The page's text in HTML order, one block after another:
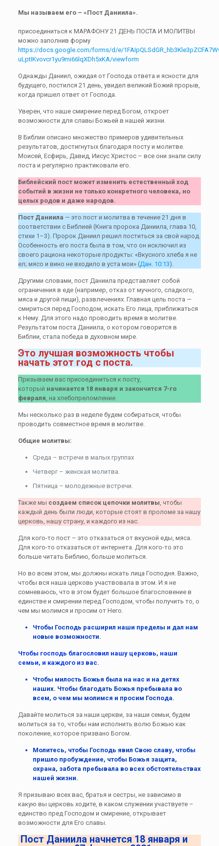
Мы называем его – «Пост Даниила».
присоединиться к МАРАФОНУ 21 ДЕНЬ ПОСТА И МОЛИТВЫ
можно заполнив форму
https://docs.google.com/forms/d/e/
uLptIKvovcr1yu9mi66lqXDh5xKA/viewform
Однажды Даниил, ожидая от Господа ответа и ясности для
будущего, постился 21 день, увидел великий Божий прорыв,
когда пришел ответ от Господа.
Уверен, что наше смирение перед Богом, откроет
возможности для славы Божьей в нашей жизни.
В Библии описано множество примеров удивительных
результатов, достигнутых благодаря посту и молитве.
Моисей, Есфирь, Давид, Иисус Христос – все они знали силу
поста и регулярно практиковали его.
Библейский пост может изменить естественный ход
событий в жизни не только конкретного человека, но
целых родов и даже народов.
Пост Даниила — это пост и молитва в течение 21 дня в
соответствии с Библией (Книга пророка Даниила, глава 10,
стихи 1–3). Пророк Даниил решил поститься за свой народ.
Особенность его поста была в том, что он исключил из
своего рациона некоторые продукты: «Вкусного хлеба я не
ел; мясо и вино не входило в уста мои» (Дан. 10:13).
Другими словами, пост Даниила представляет собой
ограничения в еде (например, отказ от мучного, сладкого,
мяса и другой пищи), развлечениях. Главная цель поста —
смириться перед Господом, искать Его лица, приближаться
к Нему. Для этого надо проводить время в молитве.
Результатом поста Даниила, о котором говорится в
Библии, стала победа в духовном мире.
Это лучшая возможность чтобы
начать этот год с поста.
Призываем вас присоединиться к посту,
который начинается 18 января и закончится 7-го
февраля , на хлебопреломление.
Мы несколько раз в неделе будем собираться, чтобы
проводить совместное время в молитве.
Общие молитвы:
Среда – встречи в малых группах
Четверг – женская молитва.
Пятница – молодежные встречи.
Также мы создаем список цепочки молитвы , чтобы
каждый день были люди, которые стоят в проломе за нашу
церковь, нашу страну, и каждого из нас.
Для кого-то пост – это отказаться от вкусной еды, мяса.
Для кого-то отказаться от интернета. Для кого-то это
больше читать Библию, больше молиться.
Но во всем этом, мы должны искать лица Господня. Важно,
чтобы вся наша церковь участвовала в этом. И я не
сомневаюсь, что в этом будет большое благословение в
единстве и смирении перед Господом, чтобы получить то, о
чем мы молимся и просим от Него.
Чтобы Господь расширил наши пределы и дал нам
новые возможности.
Чтобы господь благословил нашу церковь, наши
семьи, и каждого из вас.
Чтобы милость Божья была на нас и на детях
наших. Чтобы благодать Божья пребывала во
всем, о чем мы молимся и просим Господа.
Давайте молиться за наши церкви, за наши семьи, будем
молиться за то, чтобы нам исполнить волю Божью как
поколение, которое призвано Богом.
Молитесь, чтобы Господь явил Свою славу, чтобы
пришло пробуждение, чтобы Божья защита,
охрана, забота пребывала во всех обстоятельствах
нашей жизни.
Я призываю всех вас, братья и сестры, не зависимо в
какую вы церковь ходите, в каком служении участвуете –
единство пред Господом и смирение, открывает
возможности для Его славы.
Пост Даниила начнется 18января и